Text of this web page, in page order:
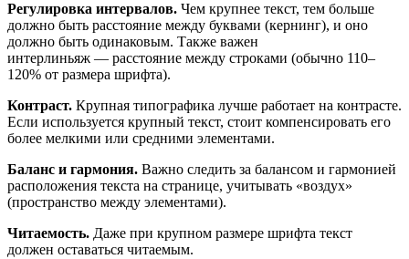
Регулировка интервалов. Чем крупнее текст, тем больше
должно быть расстояние между буквами (кернинг), и оно
должно быть одинаковым. Также важен
интерлиньяж — расстояние между строками (обычно 110–
120% от размера шрифта).
Контраст. Крупная типографика лучше работает на контрасте.
Если используется крупный текст, стоит компенсировать его
более мелкими или средними элементами.
Баланс и гармония. Важно следить за балансом и гармонией
расположения текста на странице, учитывать «воздух»
(пространство между элементами).
Читаемость. Даже при крупном размере шрифта текст
должен оставаться читаемым.